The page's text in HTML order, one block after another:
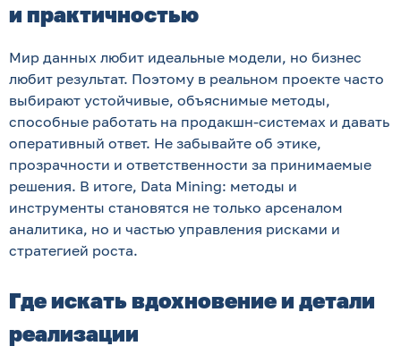
и практичностью
Мир данных любит идеальные модели, но бизнес
любит результат. Поэтому в реальном проекте часто
выбирают устойчивые, объяснимые методы,
способные работать на продакшн-системах и давать
оперативный ответ. Не забывайте об этике,
прозрачности и ответственности за принимаемые
решения. В итоге, Data Mining: методы и
инструменты становятся не только арсеналом
аналитика, но и частью управления рисками и
стратегией роста.
Где искать вдохновение и детали
реализации